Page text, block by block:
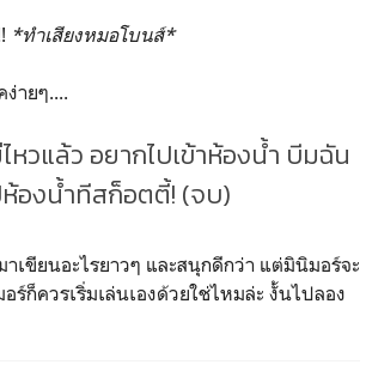
*ทำเสียงหมอโบนส์*
ายๆ....
หวแล้ว อยากไปเข้าห้องน้ำ บีมฉัน
องน้ำทีสก็อตตี้! (จบ)
าเขียนอะไรยาวๆ และสนุกดีกว่า แต่มินิมอร์จะ
ก็ควรเริ่มเล่นเองด้วยใช่ไหมล่ะ งั้นไปลอง